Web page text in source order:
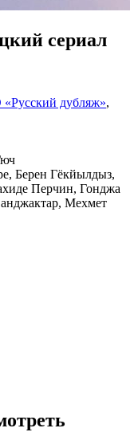
сериал
дубляж»,
Берен Гёкйылдыз,
Перчин, Гонджа
Мехмет